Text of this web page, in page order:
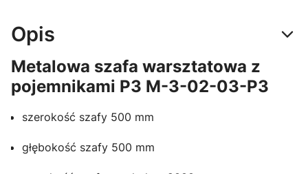
Opis
Metalowa szafa warsztatowa z
pojemnikami P3 M-3-02-03-P3
szerokość szafy 500 mm
głębokość szafy 500 mm